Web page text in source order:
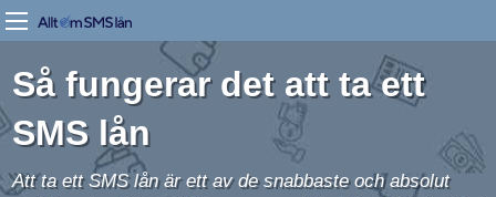
Så fungerar det att ta ett
SMS lån
Att ta ett SMS lån är ett av de snabbaste och absolut